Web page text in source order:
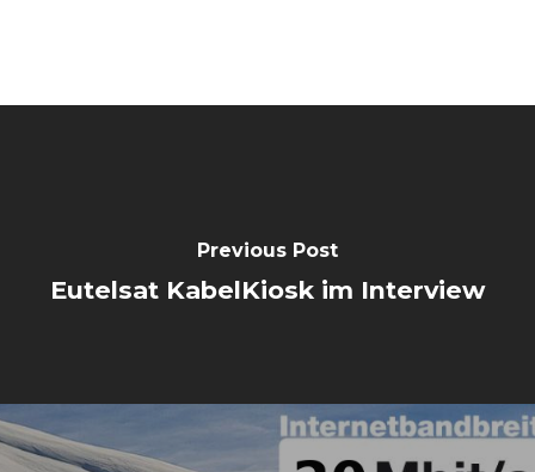
Previous Post
Eutelsat KabelKiosk im Interview